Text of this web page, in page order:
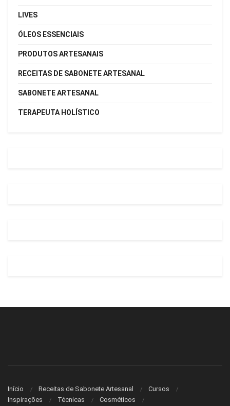
LIVES
ÓLEOS ESSENCIAIS
PRODUTOS ARTESANAIS
RECEITAS DE SABONETE ARTESANAL
SABONETE ARTESANAL
TERAPEUTA HOLÍSTICO
Início Receitas de Sabonete Artesanal
Cursos
Inspirações
Técnicas Cosméticos